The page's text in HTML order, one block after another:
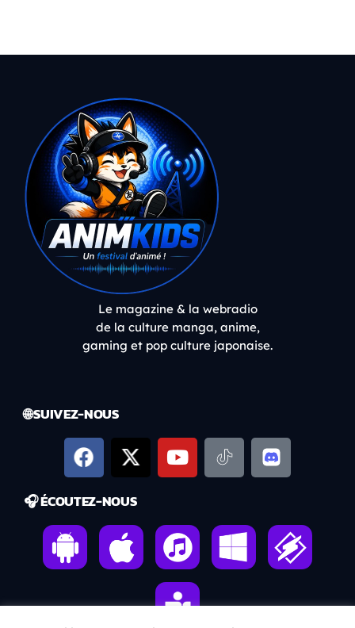
Le magazine & la webradio
de la culture manga, anime,
gaming et pop culture japonaise.
🌐 SUIVEZ-NOUS
🎧 ÉCOUTEZ-NOUS